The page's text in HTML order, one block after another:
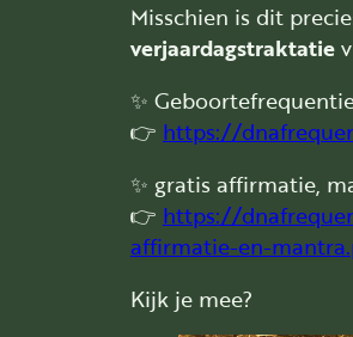
Misschien is dit
verjaardagstraktatie
✨
👉 https://
✨ gratis affirmatie,
👉 https://
affirmatie-en-
Kijk je mee?